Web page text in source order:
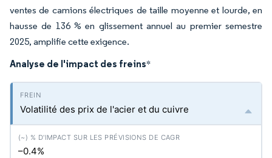
ventes de camions électriques de taille moyenne et lourde, en
hausse de 136 % en glissement annuel au premier semestre
2025, amplifie cette exigence.
Analyse de l'impact des freins*
Volatilité des prix de l'acier et du cuivre
–0.4%